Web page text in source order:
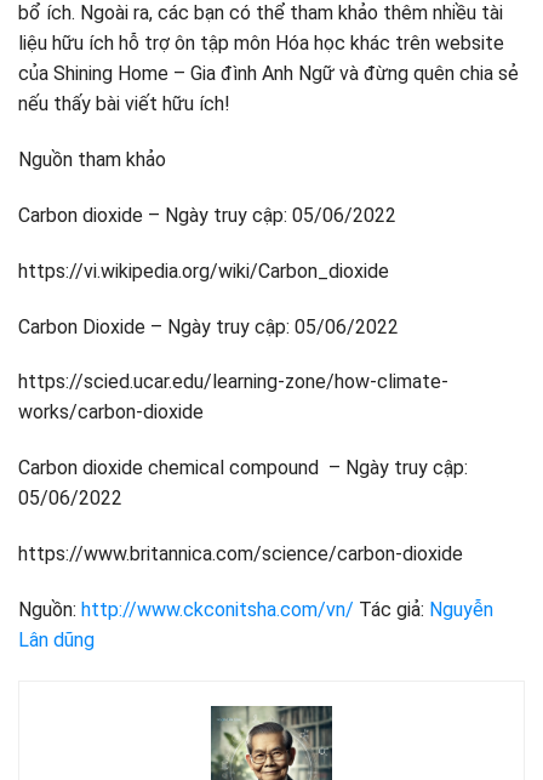
bổ ích. Ngoài ra, các bạn có thể tham khảo thêm nhiều tài
liệu hữu ích hỗ trợ ôn tập môn Hóa học khác trên website
của Shining Home – Gia đình Anh Ngữ và đừng quên chia sẻ
nếu thấy bài viết hữu ích!
Nguồn tham khảo
Carbon dioxide – Ngày truy cập: 05/06/2022
https://vi.wikipedia.org/wiki/Carbon_dioxide
Carbon Dioxide – Ngày truy cập: 05/06/2022
https://scied.ucar.edu/learning-zone/how-climate-
works/carbon-dioxide
Carbon dioxide chemical compound – Ngày truy cập:
05/06/2022
https://www.britannica.com/science/carbon-dioxide
Nguồn: http://www.ckconitsha.com/vn/ Tác giả: Nguyễn
Lân dũng